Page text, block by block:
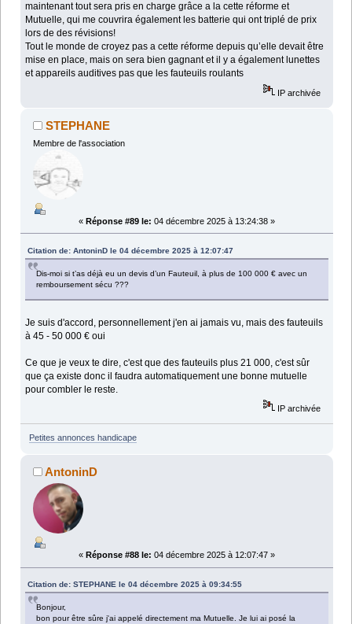
maintenant tout sera pris en charge grâce a la cette réforme et
Mutuelle, qui me couvrira également les batterie qui ont triplé de prix
lors de des révisions!
Tout le monde de croyez pas a cette réforme depuis qu’elle devait être
mise en place, mais on sera bien gagnant et il y a également lunettes
et appareils auditives pas que les fauteuils roulants
IP archivée
STEPHANE
Membre de l'association
« Réponse #89 le: 04 décembre 2025 à 13:24:38 »
Citation de: AntoninD le 04 décembre 2025 à 12:07:47
Dis-moi si t’as déjà eu un devis d’un Fauteuil, à plus de 100 000 € avec un
remboursement sécu ???
Je suis d'accord, personnellement j'en ai jamais vu, mais des fauteuils
à 45 - 50 000 € oui
Ce que je veux te dire, c'est que des fauteuils plus 21 000, c'est sûr
que ça existe donc il faudra automatiquement une bonne mutuelle
pour combler le reste.
IP archivée
Petites annonces handicape
AntoninD
« Réponse #88 le: 04 décembre 2025 à 12:07:47 »
Citation de: STEPHANE le 04 décembre 2025 à 09:34:55
Bonjour,
bon pour être sûre j'ai appelé directement ma Mutuelle. Je lui ai posé la